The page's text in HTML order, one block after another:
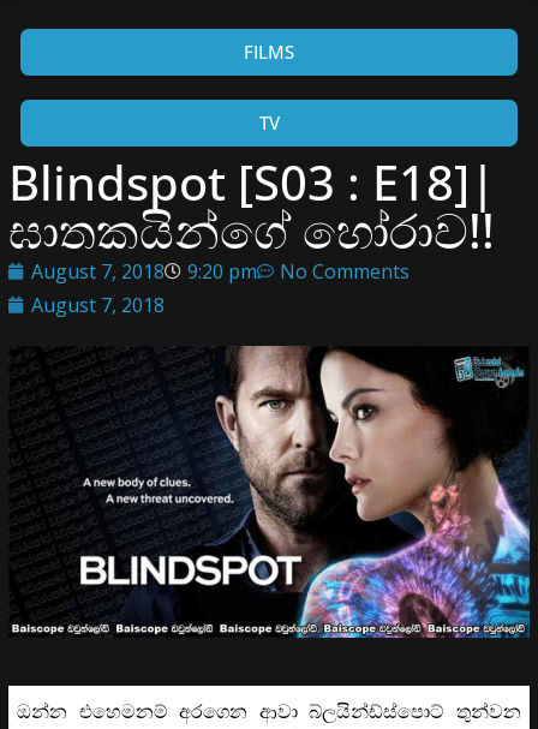
FILMS
TV
Blindspot [S03 : E18]|
ඝාතකයින්ගේ හෝරාව!!
August 7, 2018 9:20 pm
No Comments
August 7, 2018
ඔන්න එහෙමනම් අරගෙන ආවා බ්ලයින්ඩ්ස්පොට් තුන්වන